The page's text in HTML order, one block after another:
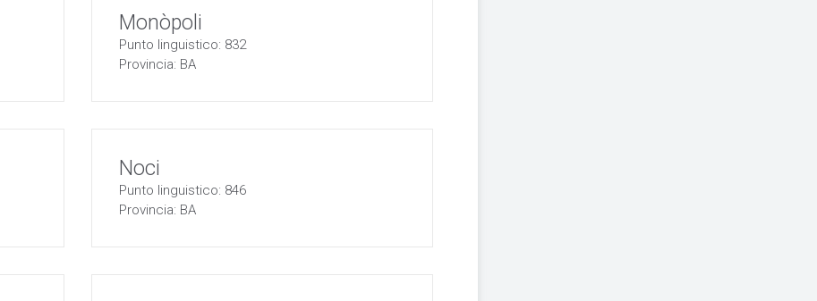
Monòpoli
Punto linguistico: 832
Provincia: BA
Noci
Punto linguistico: 846
Provincia: BA